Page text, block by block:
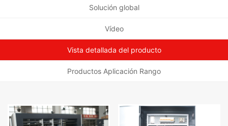
Solución global
Vídeo
Vista detallada del producto
Productos Aplicación Rango